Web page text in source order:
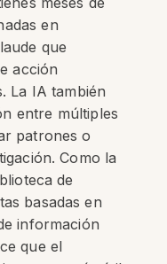
en
que
acción
La IA también
entre múltiples
patrones o
Como la
de
basadas en
información
que el